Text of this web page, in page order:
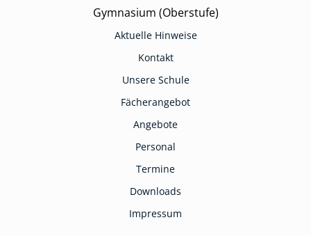
Gymnasium (Oberstufe)
Aktuelle Hinweise
Kontakt
Unsere Schule
Fächerangebot
Angebote
Personal
Termine
Downloads
Impressum